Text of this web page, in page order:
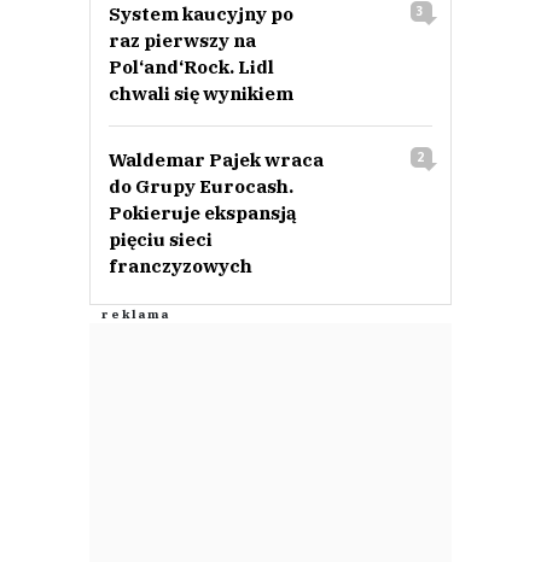
System kaucyjny po
raz pierwszy na
Pol‘and‘Rock. Lidl
chwali się wynikiem
3
Waldemar Pajek wraca
do Grupy Eurocash.
Pokieruje ekspansją
pięciu sieci
franczyzowych
2